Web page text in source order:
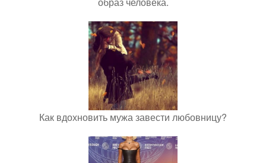
Как вдохновить мужа завести любовницу?